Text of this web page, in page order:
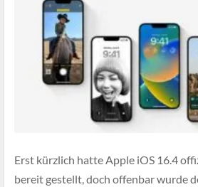
Erst kürzlich hatte Apple iOS 16.4
bereit gestellt, doch offenbar wurde